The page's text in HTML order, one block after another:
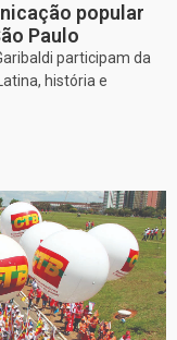
popular
Paulo
participam da
história e